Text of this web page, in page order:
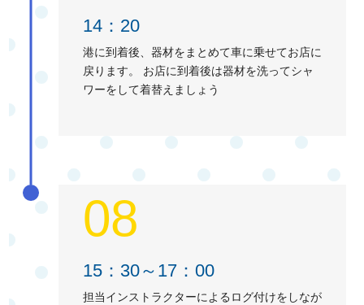
14：20
港に到着後、器材をまとめて車に乗せてお店に
戻ります。 お店に到着後は器材を洗ってシャ
ワーをして着替えましょう
08
15：30～17：00
担当インストラクターによるログ付けをしなが